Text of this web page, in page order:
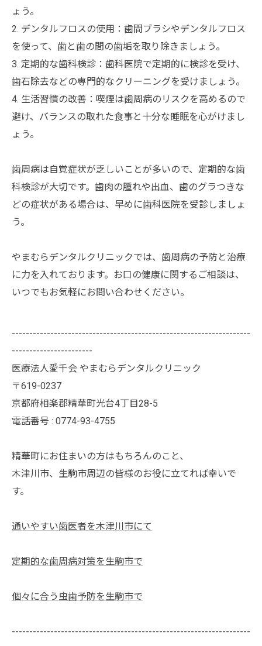
ょう。
2. デンタルフロスの使用：歯間ブラシやデンタルフロス
を使って、歯と歯の間の歯垢を取り除きましょう。
3. 定期的な歯科検診：歯科医院で定期的に検診を受け、
歯石除去などの専門的なクリーニングを受けましょう。
4. 生活習慣の改善：喫煙は歯周病のリスクを高めるので
避け、バランスの取れた食事と十分な睡眠を心がけまし
ょう。
歯周病は自覚症状が乏しいことが多いので、定期的な歯
科検診が大切です。歯肉の腫れや出血、歯のグラつきな
どの症状がある場合は、早めに歯科医院を受診しましょ
う。
やまむらデンタルクリニックでは、歯周病の予防と治療
に力を入れております。お口の健康に関するご相談は、
いつでもお気軽にお問い合わせください。
--------------------------------------------------------------------
-----------------------
医療法人愛千会 やまむらデンタルクリニック
〒619-0237
京都府相楽郡精華町光台4丁目28-5
電話番号 : 0774-93-4755
精華町にお住まいの方はもちろんのこと、
木津川市、生駒市周辺の皆様のお役に立てれば幸いで
す。
通いやすい歯医者を木津川市にて
定期的な歯周病対策を生駒市で
個々に合う虫歯予防を生駒市で
--------------------------------------------------------------------